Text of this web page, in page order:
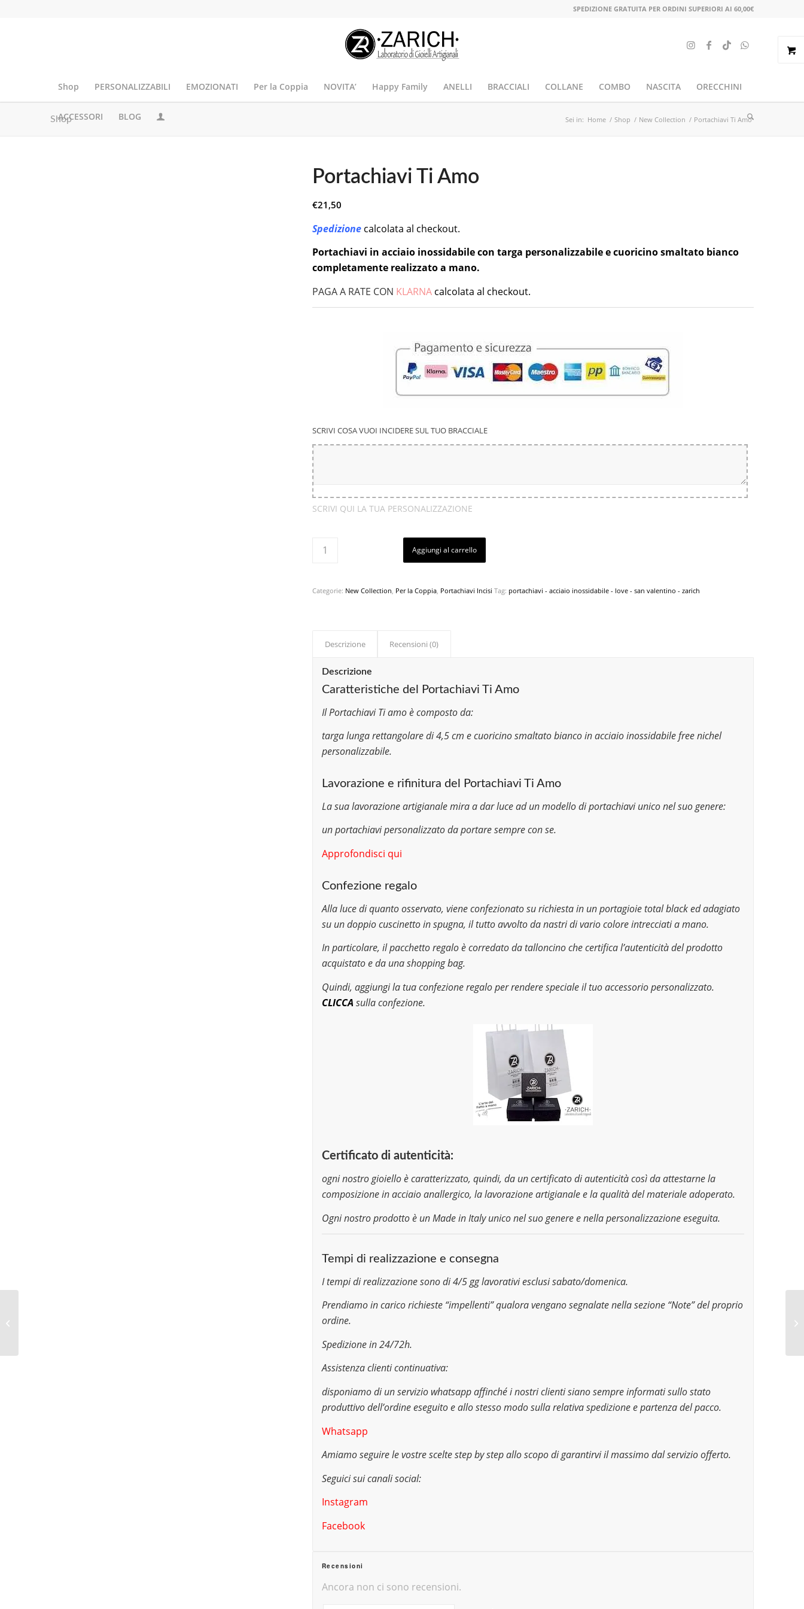
SPEDIZIONE GRATUITA PER ORDINI SUPERIORI AI 60,00€
Shop PERSONALIZZABILI EMOZIONATI Per la Coppia NOVITA’ Happy Family ANELLI BRACCIALI COLLANE COMBO NASCITA ORECCHINI
ACCESSORI BLOG
Shop Sei in: Home / Shop / New Collection / Portachiavi Ti Amo
Portachiavi Ti Amo
€21,50
Spedizione calcolata al checkout.
Portachiavi in acciaio inossidabile con targa personalizzabile e cuoricino smaltato bianco
completamente realizzato a mano.
PAGA A RATE CON KLARNA calcolata al checkout.
SCRIVI COSA VUOI INCIDERE SUL TUO BRACCIALE
SCRIVI QUI LA TUA PERSONALIZZAZIONE
Aggiungi al carrello
Categorie: New Collection Per la Coppia, Portachiavi Incisi Tag: portachiavi - acciaio inossidabile - love - san valentino - zarich
Descrizione Recensioni (0)
Descrizione
Caratteristiche del Portachiavi Ti Amo
Il Portachiavi Ti amo è composto da:
targa lunga rettangolare di 4,5 cm e cuoricino smaltato bianco in acciaio inossidabile free nichel
personalizzabile.
Lavorazione e rifinitura del Portachiavi Ti Amo
La sua lavorazione artigianale mira a dar luce ad un modello di portachiavi unico nel suo genere:
un portachiavi personalizzato da portare sempre con se.
Approfondisci qui
Confezione regalo
Alla luce di quanto osservato, viene confezionato su richiesta in un portagioie total black ed adagiato
su un doppio cuscinetto in spugna, il tutto avvolto da nastri di vario colore intrecciati a mano.
In particolare, il pacchetto regalo è corredato da talloncino che certifica l’autenticità del prodotto
acquistato e da una shopping bag.
Quindi, aggiungi la tua confezione regalo per rendere speciale il tuo accessorio personalizzato.
CLICCA sulla confezione.
Certificato di autenticità:
ogni nostro gioiello è caratterizzato, quindi, da un certificato di autenticità così da attestarne la
composizione in acciaio anallergico, la lavorazione artigianale e la qualità del materiale adoperato.
Ogni nostro prodotto è un Made in Italy unico nel suo genere e nella personalizzazione eseguita.
Tempi di realizzazione e consegna
I tempi di realizzazione sono di 4/5 gg lavorativi esclusi sabato/domenica.
Prendiamo in carico richieste “impellenti” qualora vengano segnalate nella sezione “Note” del proprio
ordine.
Spedizione in 24/72h.
Assistenza clienti continuativa:
disponiamo di un servizio whatsapp affinché i nostri clienti siano sempre informati sullo stato
produttivo dell’ordine eseguito e allo stesso modo sulla relativa spedizione e partenza del pacco.
Whatsapp
Amiamo seguire le vostre scelte step by step allo scopo di garantirvi il massimo dal servizio offerto.
Seguici sui canali social:
Instagram
Facebook
Recensioni
Ancora non ci sono recensioni.